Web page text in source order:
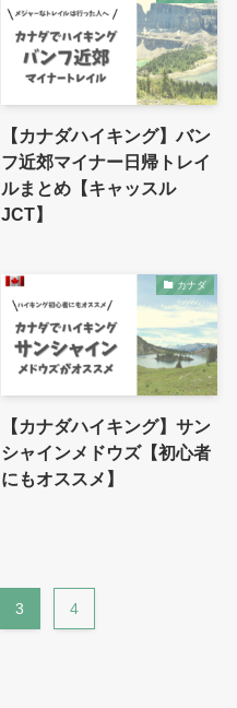
【カナダハイキング】バン
フ近郊マイナー日帰トレイ
ルまとめ【キャッスル
JCT】
カナダ
【カナダハイキング】サン
シャインメドウズ【初心者
にもオススメ】
3 4